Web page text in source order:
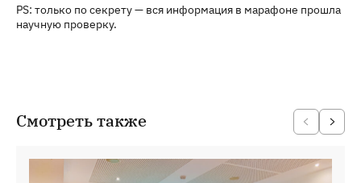
PS: только по секрету — вся информация в марафоне прошла
научную проверку.
Смотреть также